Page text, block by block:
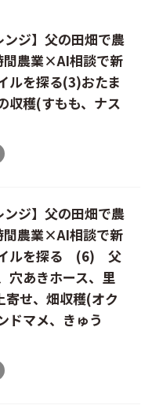
ンジ】父の田畑で農
間農業×AI相談で新
ルを探る(3)おたま
収穫(すもも、ナス
ンジ】父の田畑で農
間農業×AI相談で新
イルを探る (6) 父
穴あきホース、里
寄せ、畑収穫(オク
ドマメ、きゅう